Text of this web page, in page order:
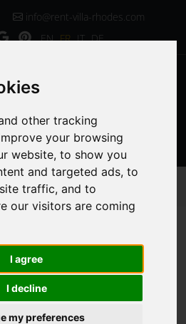
info@rent-villa-rhodes.com
EN FR IT DE
MENU
la Villa Chrysa
en plein air
et four à
air
other tracking
your browsing
website, to show you
and targeted ads, to
traffic, and to
our visitors are coming
I agree
I decline
my preferences